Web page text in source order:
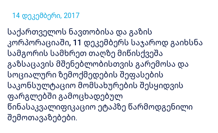
14 დეკემბერი, 2017
საქართველოს ნავთობისა და გაზის
კორპორაციაში, 11 დეკემბერს საჯაროდ გაიხსნა
სამგორის სამხრეთ თაღზე მიწისქვეშა
გაზსაცავის მშენებლობისთვის გარემოსა და
სოციალური ზემოქმედების შეფასების
საკონსულტაციო მომსახურების შესყიდვის
ფარგლებში გამოცხადებულ
წინასაკვალიფიკაციო ეტაპზე წარმოდგენილი
შემოთავაზებები.